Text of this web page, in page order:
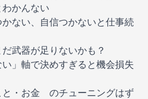
かんない
ない、自信つかないと仕事続
武器が足りないかも？
」軸で決めすぎると機会損失
と・お金 のチューニングはず